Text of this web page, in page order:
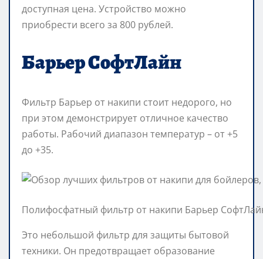
доступная цена. Устройство можно
приобрести всего за 800 рублей.
Барьер СофтЛайн
Фильтр Барьер от накипи стоит недорого, но
при этом демонстрирует отличное качество
работы. Рабочий диапазон температур – от +5
до +35.
Полифосфатный фильтр от накипи Барьер
Это небольшой фильтр для защиты бытовой
техники. Он предотвращает образование